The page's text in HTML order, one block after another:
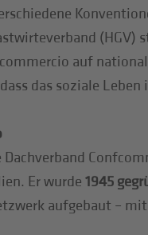
(HGV)
auf
das soziale
Er wurde 1945
aufgebaut –